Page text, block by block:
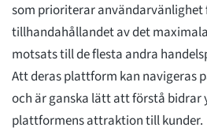
som prioriterar
tillhandahållandet av det
motsats till de flesta andra
Att deras plattform kan navigeras
och är ganska lätt att förstå
plattformens attraktion till kunder.